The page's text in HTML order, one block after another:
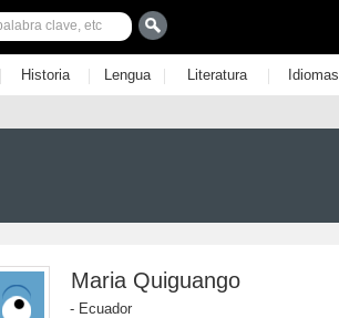
| Historia | Lengua | Literatura | Idiomas
Maria Quiguango
- Ecuador